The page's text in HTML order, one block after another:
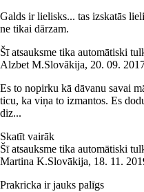
Galds ir lielisks... tas izskatās
ne tikai dārzam.
Šī atsauksme tika automātiski
Alzbet M.Slovākija, 20. 09.
Es to nopirku kā dāvanu savai
ticu, ka viņa to izmantos. Es
diz...
Skatīt vairāk
Šī atsauksme tika automātiski
Martina K.Slovākija, 18. 11.
Prakricka ir jauks palīgs